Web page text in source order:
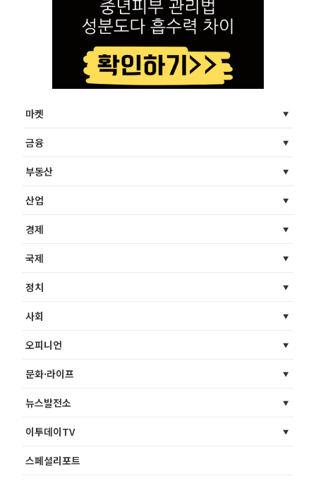
마켓
금융
부동산
산업
경제
국제
정치
사회
오피니언
문화·라이프
뉴스발전소
이투데이TV
스페셜리포트